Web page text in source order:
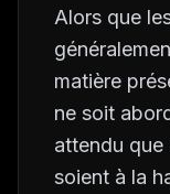
Alors que
matière
ne soit
attendu que
soient à la